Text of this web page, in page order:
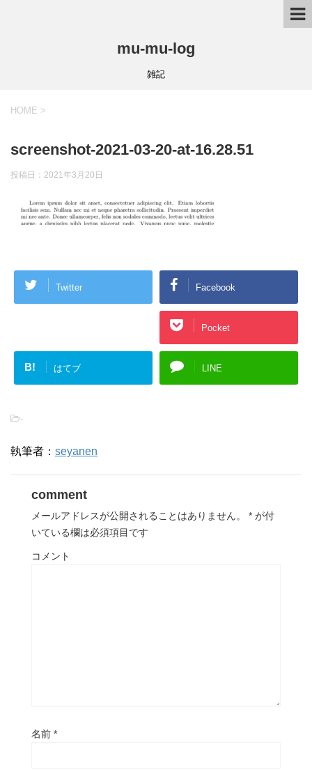
mu-mu-log
雑記
HOME >
screenshot-2021-03-20-at-16.28.51
投稿日： 2021年3月20日
Twitter Facebook
Pocket
B! はてブ LINE
-
執筆者： seyanen
comment
メールアドレスが公開されることはありません。 * が付
いている欄は必須項目です
コメント
名前 *